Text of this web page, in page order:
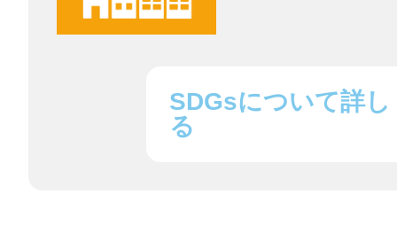
SDGsについて詳し
る
お知らせ
ヘルプ
お問い合わせ